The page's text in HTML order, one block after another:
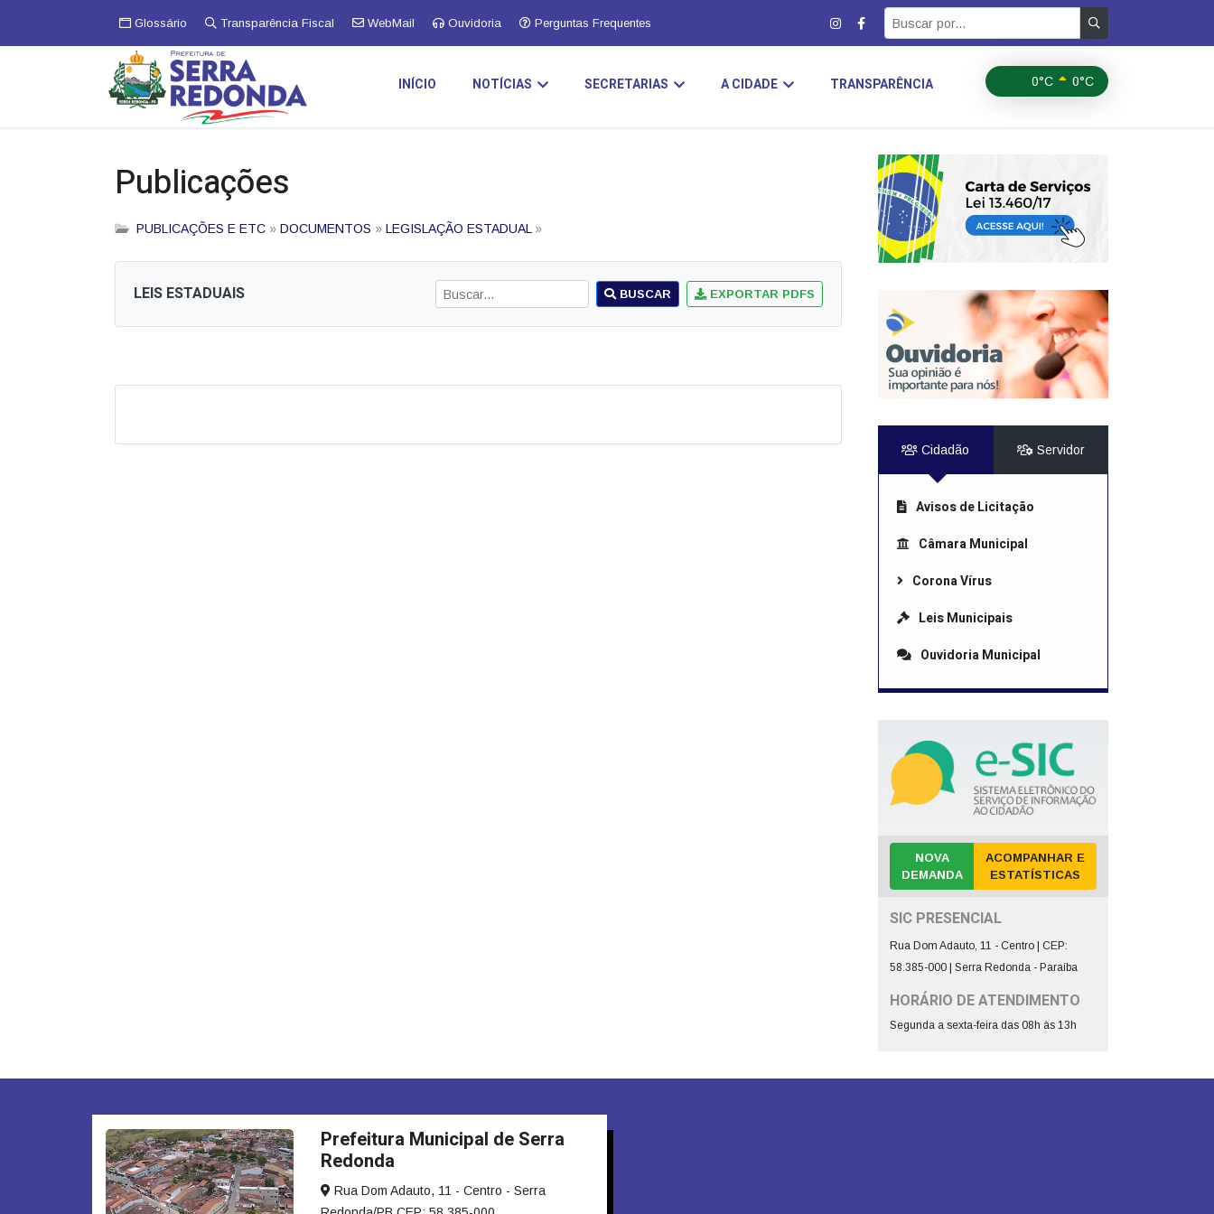
Glossário Transparência Fiscal WebMail Ouvidoria Perguntas Frequentes
0°C 0°C
INÍCIO NOTÍCIAS SECRETARIAS A CIDADE TRANSPARÊNCIA
Publicações
PUBLICAÇÕES E ETC » DOCUMENTOS » LEGISLAÇÃO ESTADUAL »
LEIS ESTADUAIS BUSCAR EXPORTAR PDFS
Cidadão Servidor
Avisos de Licitação
Câmara Municipal
Corona Vírus
Leis Municipais
Ouvidoria Municipal
NOVA
DEMANDA
ACOMPANHAR E
ESTATÍSTICAS
SIC PRESENCIAL
Rua Dom Adauto, 11 - Centro | CEP:
58.385-000 | Serra Redonda - Paraíba
HORÁRIO DE ATENDIMENTO
Segunda a sexta-feira das 08h às 13h
Prefeitura Municipal de Serra
Redonda
Rua Dom Adauto, 11 - Centro - Serra